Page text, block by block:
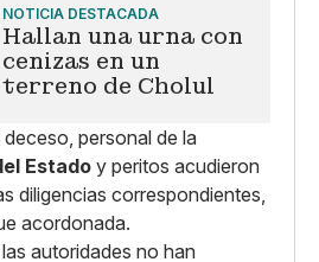
NOTICIA DESTACADA
Hallan una urna con
cenizas en un
terreno de Cholul
personal de la
Estado y peritos acudieron
diligencias correspondientes,
acordonada.
autoridades no han